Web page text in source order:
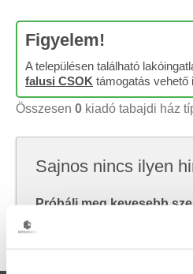
Figyelem!
A településen található
falusi CSOK támogatás vehető
Összesen 0 kiadó tabajdi ház
Sajnos nincs ilyen
Próbálj meg kevesebb
keresni, hátha akkor